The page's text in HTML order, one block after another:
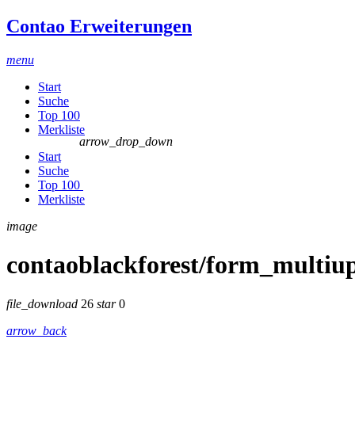
Contao Erweiterungen
menu
Start
Suche
Top 100
Merkliste
Start
Suche
Top 100
arrow_drop_down
Merkliste
image
contaoblackforest/
file_download 26 star0
arrow_back